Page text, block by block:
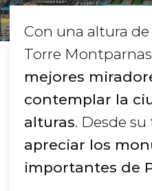
Con una altura de
Torre
mejores
contemplar la
alturas. Desde su
apreciar los
importantes de